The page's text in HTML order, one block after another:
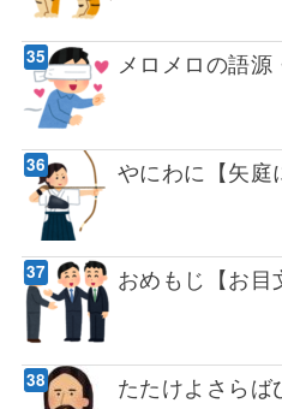
メロメロの語源
やにわに【矢庭
おめもじ【お
たたけよさらば